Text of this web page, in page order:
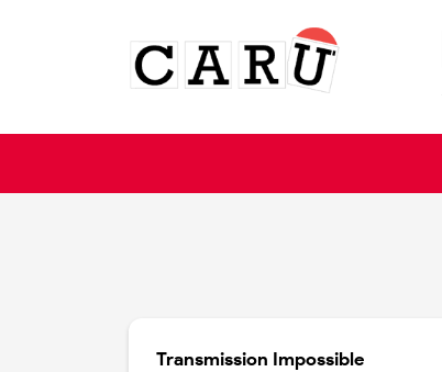
Transmission Impossible